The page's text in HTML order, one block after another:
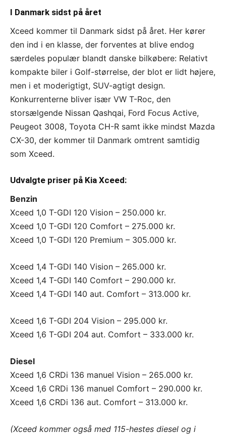
I Danmark sidst på året
Xceed kommer til Danmark sidst på året. Her kører
den ind i en klasse, der forventes at blive endog
særdeles populær blandt danske bilkøbere: Relativt
kompakte biler i Golf-størrelse, der blot er lidt højere,
men i et moderigtigt, SUV-agtigt design.
Konkurrenterne bliver især VW T-Roc, den
storsælgende Nissan Qashqai, Ford Focus Active,
Peugeot 3008, Toyota CH-R samt ikke mindst Mazda
CX-30, der kommer til Danmark omtrent samtidig
som Xceed.
Udvalgte priser på Kia Xceed:
Benzin
Xceed 1,0 T-GDI 120 Vision – 250.000 kr.
Xceed 1,0 T-GDI 120 Comfort – 275.000 kr.
Xceed 1,0 T-GDI 120 Premium – 305.000 kr.
Xceed 1,4 T-GDI 140 Vision – 265.000 kr.
Xceed 1,4 T-GDI 140 Comfort – 290.000 kr.
Xceed 1,4 T-GDI 140 aut. Comfort – 313.000 kr.
Xceed 1,6 T-GDI 204 Vision – 295.000 kr.
Xceed 1,6 T-GDI 204 aut. Comfort – 333.000 kr.
Diesel
Xceed 1,6 CRDi 136 manuel Vision – 265.000 kr.
Xceed 1,6 CRDi 136 manuel Comfort – 290.000 kr.
Xceed 1,6 CRDi 136 aut. Comfort – 313.000 kr.
(Xceed kommer også med 115-hestes diesel og i